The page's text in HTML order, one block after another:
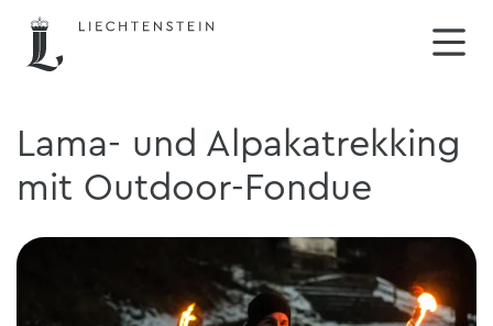
Lama- und Alpakatrekking
mit Outdoor-Fondue